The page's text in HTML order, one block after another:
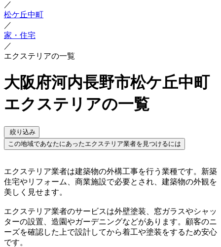
／
松ケ丘中町
／
家・住宅
／
エクステリアの一覧
大阪府河内長野市松ケ丘中町
エクステリアの一覧
絞り込み
この地域であなたにあったエクステリア業者を見つけるには
エクステリア業者は建築物の外構工事を行う業種です。新築
住宅やリフォーム、商業施設で必要とされ、建築物の外観を
美しく見せます。
エクステリア業者のサービスは外壁塗装、窓ガラスやシャッ
ターの設置、造園やガーデニングなどがあります。顧客のニ
ーズを確認した上で設計してから着工や塗装をするため安心
です。